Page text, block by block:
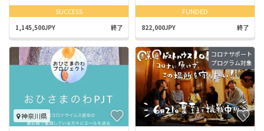
SUCCESS
1,145,500JPY 終了
FUNDED
822,000JPY 終了
神奈川県
コロナサポート
プログラム対象